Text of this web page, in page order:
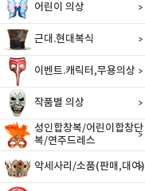
어린이 의상
근대.현대복식
이벤트.캐릭터,무용의상
작품별 의상
성인합창복/어린이합창단
복/연주드레스
악세사리/소품(판매,대여)